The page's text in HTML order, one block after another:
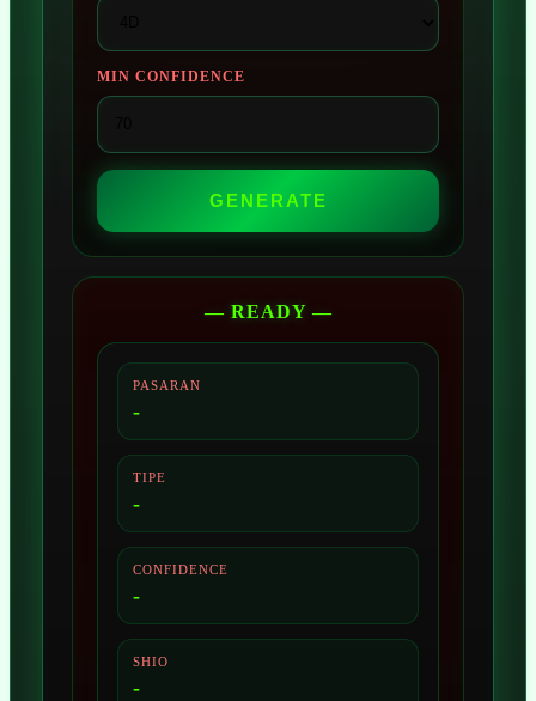
MIN CONFIDENCE
GENERATE
— READY —
PASARAN
-
TIPE
-
CONFIDENCE
-
SHIO
-